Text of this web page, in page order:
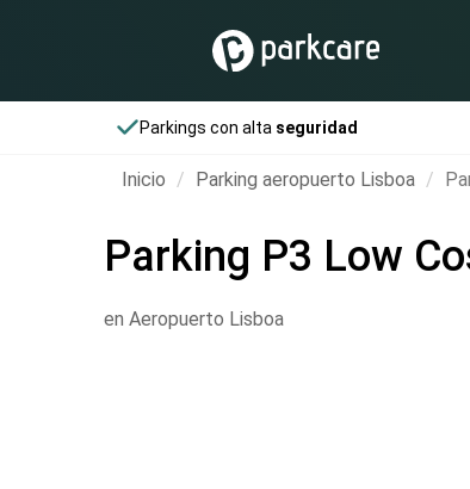
Parkings con alta seguridad
Inicio Parking aeropuerto Lisboa
Parking P3 Low
en Aeropuerto Lisboa